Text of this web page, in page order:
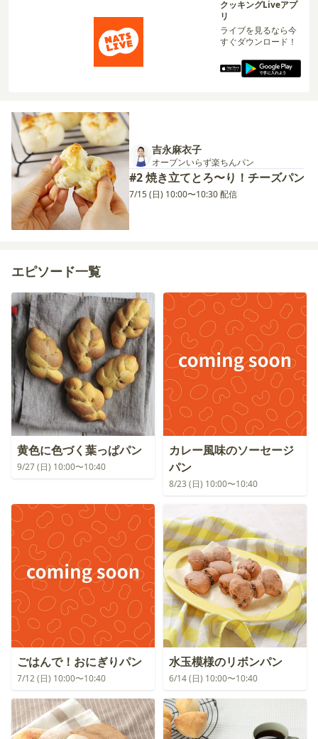
クッキングLiveアプ
リ
ライブを見るなら今
すぐダウンロード！
吉永麻衣子
オーブンいらず楽ちんパン
#2 焼き立てとろ〜り！チーズパン
7/15 (日) 10:00〜10:30 配信
エピソード一覧
黄色に色づく葉っぱパン
9/27 (日) 10:00〜10:40
カレー風味のソーセージ
パン
8/23 (日) 10:00〜10:40
ごはんで！おにぎりパン
7/12 (日) 10:00〜10:40
水玉模様のリボンパン
6/14 (日) 10:00〜10:40